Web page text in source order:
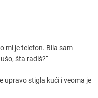
mi je telefon. Bila sam
šta radiš?“
upravo stigla kući i veoma je